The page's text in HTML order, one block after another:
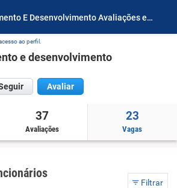
You Like Treinamento E Desenvolvimento Avaliações e Opiniões
ao perfil.
e desenvolvimento
Avaliar
37
Avaliações
23
Vagas
Filtrar